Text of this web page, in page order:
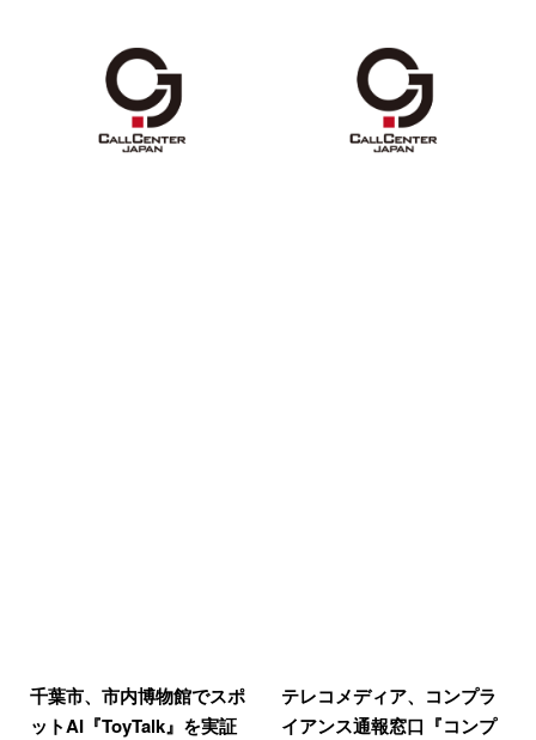
千葉市、市内博物館でスポ
ットAI『ToyTalk』を実証
テレコメディア、コンプラ
イアンス通報窓口『コンプ